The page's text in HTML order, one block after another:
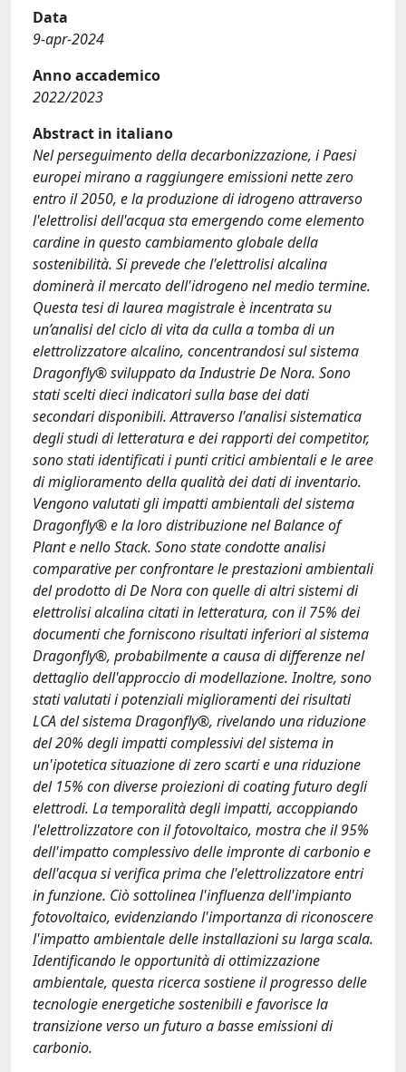
Data
9-apr-2024
Anno accademico
2022/2023
Abstract in italiano
Nel perseguimento della decarbonizzazione, i Paesi
europei mirano a raggiungere emissioni nette zero
entro il 2050, e la produzione di idrogeno attraverso
l'elettrolisi dell'acqua sta emergendo come elemento
cardine in questo cambiamento globale della
sostenibilità. Si prevede che l'elettrolisi alcalina
dominerà il mercato dell'idrogeno nel medio termine.
Questa tesi di laurea magistrale è incentrata su
un’analisi del ciclo di vita da culla a tomba di un
elettrolizzatore alcalino, concentrandosi sul sistema
Dragonfly® sviluppato da Industrie De Nora. Sono
stati scelti dieci indicatori sulla base dei dati
secondari disponibili. Attraverso l'analisi sistematica
degli studi di letteratura e dei rapporti dei competitor,
sono stati identificati i punti critici ambientali e le aree
di miglioramento della qualità dei dati di inventario.
Vengono valutati gli impatti ambientali del sistema
Dragonfly® e la loro distribuzione nel Balance of
Plant e nello Stack. Sono state condotte analisi
comparative per confrontare le prestazioni ambientali
del prodotto di De Nora con quelle di altri sistemi di
elettrolisi alcalina citati in letteratura, con il 75% dei
documenti che forniscono risultati inferiori al sistema
Dragonfly®, probabilmente a causa di differenze nel
dettaglio dell'approccio di modellazione. Inoltre, sono
stati valutati i potenziali miglioramenti dei risultati
LCA del sistema Dragonfly®, rivelando una riduzione
del 20% degli impatti complessivi del sistema in
un'ipotetica situazione di zero scarti e una riduzione
del 15% con diverse proiezioni di coating futuro degli
elettrodi. La temporalità degli impatti, accoppiando
l'elettrolizzatore con il fotovoltaico, mostra che il 95%
dell'impatto complessivo delle impronte di carbonio e
dell'acqua si verifica prima che l'elettrolizzatore entri
in funzione. Ciò sottolinea l'influenza dell'impianto
fotovoltaico, evidenziando l'importanza di riconoscere
l'impatto ambientale delle installazioni su larga scala.
Identificando le opportunità di ottimizzazione
ambientale, questa ricerca sostiene il progresso delle
tecnologie energetiche sostenibili e favorisce la
transizione verso un futuro a basse emissioni di
carbonio.